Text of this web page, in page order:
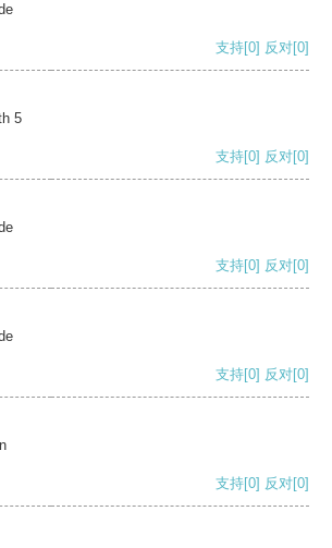
支持[0] 反对[0]
5
支持[0] 反对[0]
支持[0] 反对[0]
支持[0] 反对[0]
支持[0] 反对[0]